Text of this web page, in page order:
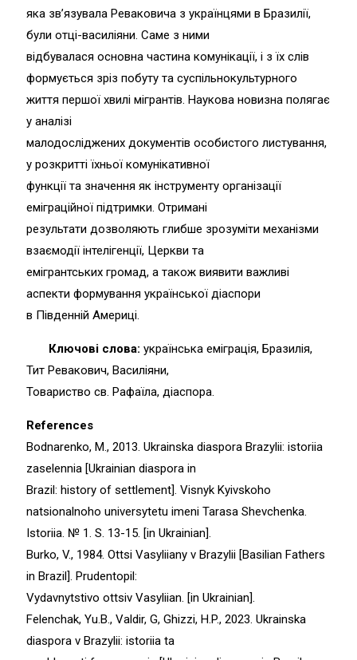
яка зв’язувала Реваковича з українцями в Бразилії,
були отці-василіяни. Саме з ними
відбувалася основна частина комунікації, і з їх слів
формується зріз побуту та суспільнокультурного
життя першої хвилі мігрантів. Наукова новизна полягає
у аналізі
малодосліджених документів особистого листування,
у розкритті їхньої комунікативної
функції та значення як інструменту організації
еміграційної підтримки. Отримані
результати дозволяють глибше зрозуміти механізми
взаємодії інтелігенції, Церкви та
емігрантських громад, а також виявити важливі
аспекти формування української діаспори
в Південній Америці.
Ключові слова: українська еміграція, Бразилія,
Тит Ревакович, Василіяни,
Товариство св. Рафаїла, діаспора.
References
Bodnarenko, M., 2013. Ukrainska diaspora Brazylii: istoriia
zaselennia [Ukrainian diaspora in
Brazil: history of settlement]. Visnyk Kyivskoho
natsionalnoho universytetu imeni Tarasa Shevchenka.
Istoriia. № 1. S. 13-15. [in Ukrainian].
Burko, V., 1984. Ottsi Vasyliiany v Brazylii [Basilian Fathers
in Brazil]. Prudentopil:
Vydavnytstivo ottsiv Vasyliian. [in Ukrainian].
Felenchak, Yu.B., Valdir, G, Ghizzi, H.P., 2023. Ukrainska
diaspora v Brazylii: istoriia ta